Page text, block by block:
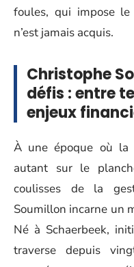
foules, qui impose
n’est jamais acquis.
Christophe
défis : entre
enjeux
À une époque où
autant sur le
coulisses de la
Soumillon incarne un
Né à Schaerbeek,
traverse depuis